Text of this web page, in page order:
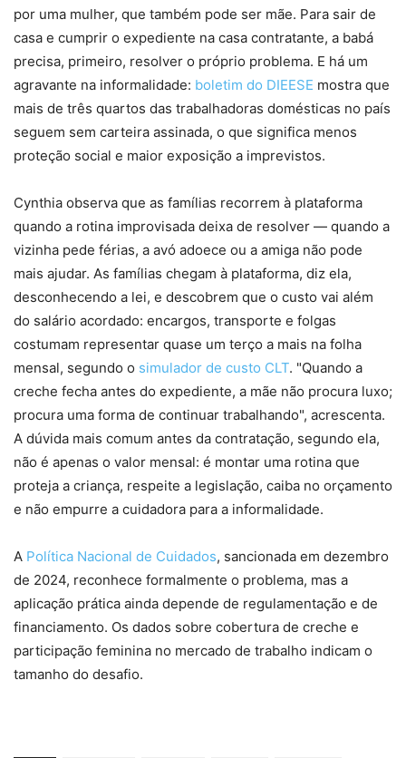
por uma mulher, que também pode ser mãe. Para sair de
casa e cumprir o expediente na casa contratante, a babá
precisa, primeiro, resolver o próprio problema. E há um
agravante na informalidade: boletim do DIEESE mostra que
mais de três quartos das trabalhadoras domésticas no país
seguem sem carteira assinada, o que significa menos
proteção social e maior exposição a imprevistos.
Cynthia observa que as famílias recorrem à plataforma
quando a rotina improvisada deixa de resolver — quando a
vizinha pede férias, a avó adoece ou a amiga não pode
mais ajudar. As famílias chegam à plataforma, diz ela,
desconhecendo a lei, e descobrem que o custo vai além
do salário acordado: encargos, transporte e folgas
costumam representar quase um terço a mais na folha
mensal, segundo o simulador de custo CLT. "Quando a
creche fecha antes do expediente, a mãe não procura luxo;
procura uma forma de continuar trabalhando", acrescenta.
A dúvida mais comum antes da contratação, segundo ela,
não é apenas o valor mensal: é montar uma rotina que
proteja a criança, respeite a legislação, caiba no orçamento
e não empurre a cuidadora para a informalidade.
A Política Nacional de Cuidados, sancionada em dezembro
de 2024, reconhece formalmente o problema, mas a
aplicação prática ainda depende de regulamentação e de
financiamento. Os dados sobre cobertura de creche e
participação feminina no mercado de trabalho indicam o
tamanho do desafio.